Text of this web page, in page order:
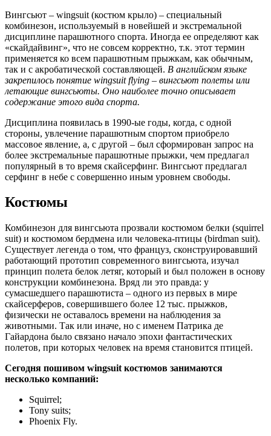
Вингсьют – wingsuit (костюм крыло) – специальный
комбинезон, используемый в новейшей и экстремальной
дисциплине парашютного спорта. Иногда ее определяют как
«скайдайвинг», что не совсем корректно, т.к. этот термин
применяется ко всем парашютным прыжкам, как обычным,
так и с акробатической составляющей. В английском языке
закрепилось понятие wingsuit flying – вингсьют полеты или
летающие вингсьюты. Оно наиболее точно описывает
содержание этого вида спорта.
Дисциплина появилась в 1990-ые годы, когда, с одной
стороны, увлечение парашютным спортом приобрело
массовое явление, а, с другой – был сформирован запрос на
более экстремальные парашютные прыжки, чем предлагал
популярный в то время скайсерфинг. Вингсьют предлагал
серфинг в небе с совершенно иным уровнем свободы.
Костюмы
Комбинезон для вингсьюта прозвали костюмом белки (squirrel
suit) и костюмом бердмена или человека-птицы (birdman suit).
Существует легенда о том, что француз, сконструировавший
работающий прототип современного вингсьюта, изучал
принцип полета белок летяг, который и был положен в основу
конструкции комбинезона. Вряд ли это правда: у
сумасшедшего парашютиста – одного из первых в мире
скайсерферов, совершившего более 12 тыс. прыжков,
физически не оставалось времени на наблюдения за
животными. Так или иначе, но с именем Патрика де
Гайардона было связано начало эпохи фантастических
полетов, при которых человек на время становится птицей.
Сегодня пошивом wingsuit костюмов занимаются
несколько компаний:
Squirrel;
Tony suits;
Phoenix Fly.